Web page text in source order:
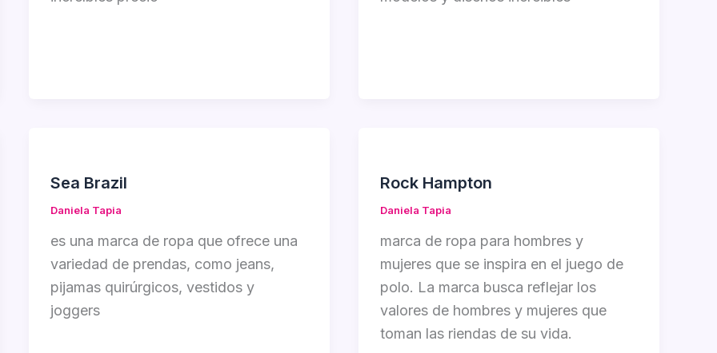
Sea Brazil
Daniela Tapia
es una marca de ropa que ofrece una
variedad de prendas, como jeans,
pijamas quirúrgicos, vestidos y
joggers
Rock Hampton
Daniela Tapia
marca de ropa para hombres y
mujeres que se inspira en el juego de
polo. La marca busca reflejar los
valores de hombres y mujeres que
toman las riendas de su vida.